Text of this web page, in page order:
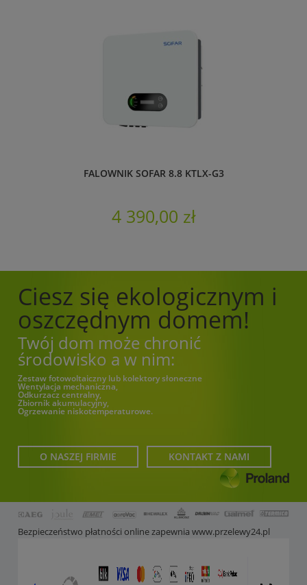
FALOWNIK SOFAR 8.8 KTLX-G3
4 390,00 zł
Ciesz się ekologicznym i
oszczędnym domem!
Twój dom może chronić
środowisko a w nim:
Zestaw fotowoltaiczny lub kolektory słoneczne
Wentylacja mechaniczna,
Odkurzacz centralny,
Zbiornik akumulacyjny,
Ogrzewanie niskotemperaturowe.
O NASZEJ FIRMIE KONTAKT Z NAMI
Bezpieczeństwo płatności online zapewnia www.przelewy24.pl